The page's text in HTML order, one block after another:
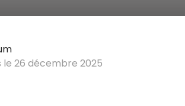
26 décembre 2025